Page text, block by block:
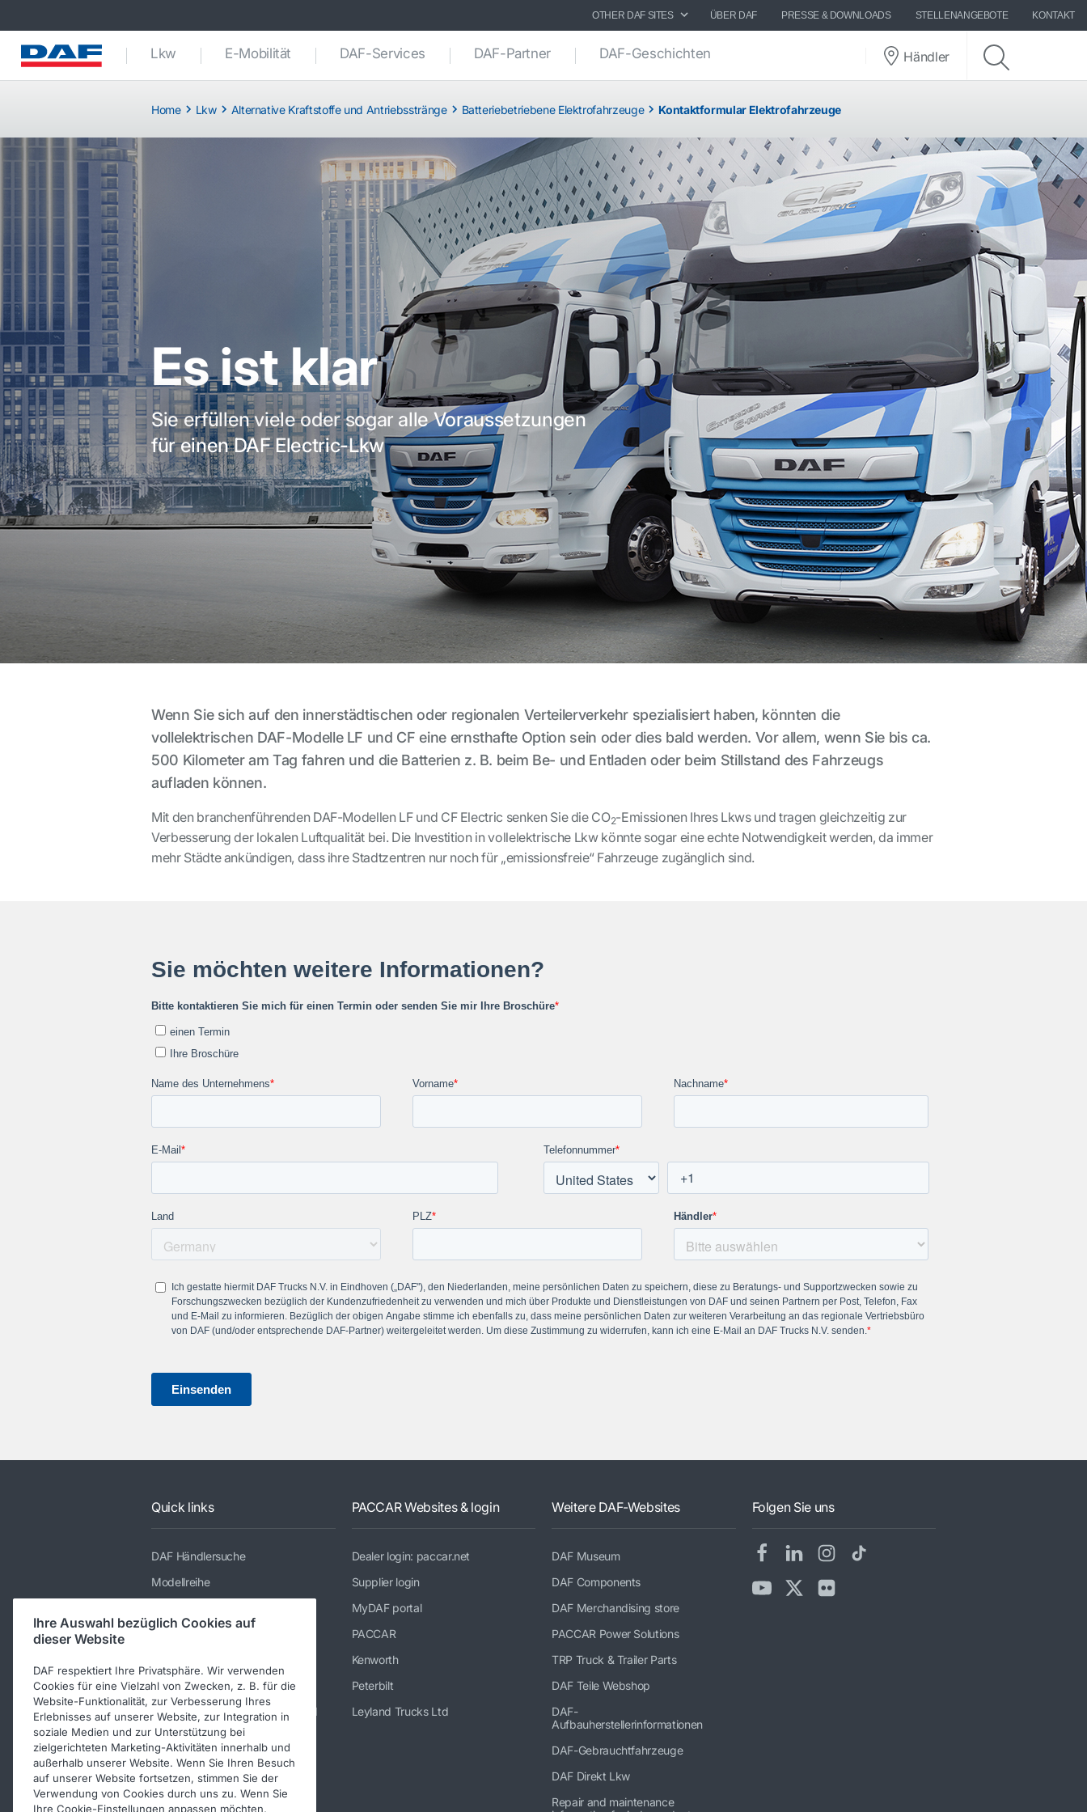
OTHER DAF SITES ÜBER DAF PRESSE & DOWNLOADS STELLENANGEBOTE KONTAKT
Lkw E-Mobilität DAF-Services DAF-Partner DAF-Geschichten Händler
Home Lkw Alternative Kraftstoffe und Antriebsstränge Batteriebetriebene Elektrofahrzeuge Kontaktformular Elektrofahrzeuge
Es ist klar
Sie erfüllen viele oder sogar alle Voraussetzungen
für einen DAF Electric-Lkw
Wenn Sie sich auf den innerstädtischen oder regionalen Verteilerverkehr spezialisiert haben, könnten die
vollelektrischen DAF-Modelle LF und CF eine ernsthafte Option sein oder dies bald werden. Vor allem, wenn Sie bis ca.
500 Kilometer am Tag fahren und die Batterien z. B. beim Be- und Entladen oder beim Stillstand des Fahrzeugs
aufladen können.
Mit den branchenführenden DAF-Modellen LF und CF Electric senken Sie die CO2-Emissionen Ihres Lkws und tragen gleichzeitig zur
Verbesserung der lokalen Luftqualität bei. Die Investition in vollelektrische Lkw könnte sogar eine echte Notwendigkeit werden, da immer
mehr Städte ankündigen, dass ihre Stadtzentren nur noch für „emissionsfreie“ Fahrzeuge zugänglich sind.
Quick links
DAF Händlersuche
Modellreihe
Presse und Downloads
Über DAF
Kontakt DAF Trucks Deutschland
Impressum
Verhaltenskodex
PACCAR Websites & login
Dealer login: paccar.net
Supplier login
MyDAF portal
PACCAR
Kenworth
Peterbilt
Leyland Trucks Ltd
Weitere DAF-Websites
DAF Museum
DAF Components
DAF Merchandising store
PACCAR Power Solutions
TRP Truck & Trailer Parts
DAF Teile Webshop
DAF-
Aufbauherstellerinformationen
DAF-Gebrauchtfahrzeuge
DAF Direkt Lkw
Repair and maintenance
Folgen Sie uns
Ihre Auswahl bezüglich Cookies auf
dieser Website
DAF respektiert Ihre Privatsphäre. Wir verwenden
Cookies für eine Vielzahl von Zwecken, z. B. für die
Website-Funktionalität, zur Verbesserung Ihres
Erlebnisses auf unserer Website, zur Integration in
soziale Medien und zur Unterstützung bei
zielgerichteten Marketing-Aktivitäten innerhalb und
außerhalb unserer Website. Wenn Sie Ihren Besuch
auf unserer Website fortsetzen, stimmen Sie der
Verwendung von Cookies durch uns zu. Wenn Sie
Ihre Cookie-Einstellungen anpassen möchten,